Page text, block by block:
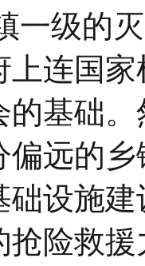
一级的
上连国
的基础
偏远的
础设施
抢险救